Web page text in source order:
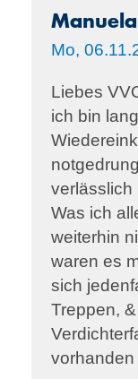
Mo,
Liebes
ich bin
verlässlich
Was ich
weiterhin
waren es
sich
Treppen,